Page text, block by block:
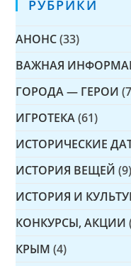
РУБРИКИ
АНОНС (33)
ВАЖНАЯ
ГОРОДА — ГЕРОИ
ИГРОТЕКА (61)
ИСТОРИЧЕСКИЕ
ИСТОРИЯ ВЕЩЕЙ (9)
ИСТОРИЯ И
КОНКУРСЫ, АКЦИИ
КРЫМ (4)